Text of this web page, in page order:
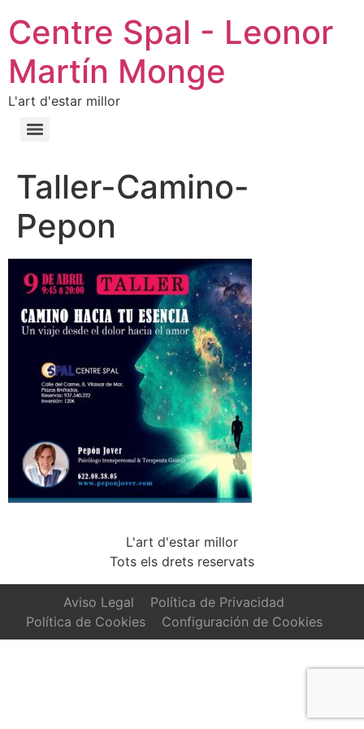
Centre Spal - Leonor
Martín Monge
L'art d'estar millor
Taller-Camino-
Pepon
L'art d'estar millor
Tots els drets reservats
Aviso Legal
Política de Privacidad
Política de Cookies
Configuración de Cookies